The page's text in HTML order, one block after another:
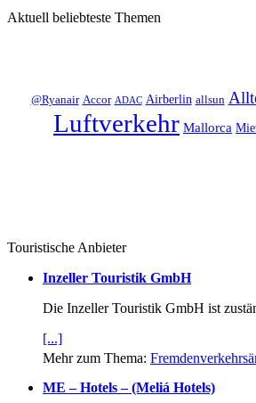
Aktuell beliebteste Themen
@Ryanair Accor ADAC Airberlin allsun
Luftverkehr Mallorca
Touristische Anbieter
Inzeller Touristik GmbH
Die Inzeller Touristik GmbH ist
[...]
Mehr zum Thema:
ME – Hotels – (Meliá Hotels)